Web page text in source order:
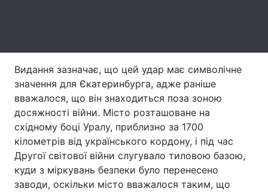
Тема оформлення
Видання зазначає, що цей удар має символічне
значення для Єкатеринбурга, адже раніше
вважалося, що він знаходиться поза зоною
досяжності війни. Місто розташоване на
східному боці Уралу, приблизно за 1700
кілометрів від українського кордону, і під час
Другої світової війни слугувало тиловою базою,
куди з міркувань безпеки було перенесено
заводи, оскільки місто вважалося таким, що